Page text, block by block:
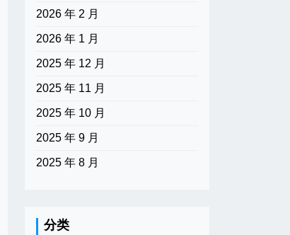
2026 年 2 月
2026 年 1 月
2025 年 12 月
2025 年 11 月
2025 年 10 月
2025 年 9 月
2025 年 8 月
分类